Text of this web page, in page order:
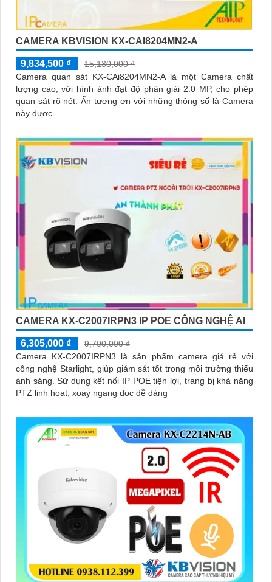
CAMERA KBVISION KX-CAI8204MN2-A
9,834,500 ₫
15,130,000 ₫
Camera quan sát KX-CAi8204MN2-A là một Camera chất
lượng cao, với hình ảnh đạt độ phân giải 2.0 MP, cho phép
quan sát rõ nét. Ấn tượng ơn với những thông số là Camera
này được...
CAMERA KX-C2007IRPN3 IP POE CÔNG NGHỆ AI
6,305,000 ₫
9,700,000 ₫
Camera KX-C2007IRPN3 là sản phẩm camera giá rẻ với
công nghệ Starlight, giúp giám sát tốt trong môi trường thiếu
ánh sáng. Sử dụng kết nối IP POE tiện lợi, trang bị khả năng
PTZ linh hoạt, xoay ngang dọc dễ dàng